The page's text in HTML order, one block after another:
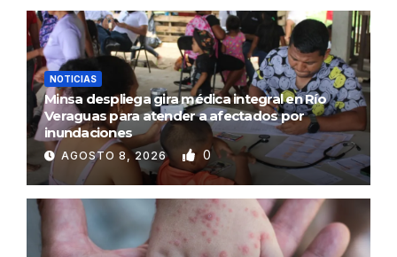
NOTICIAS
Minsa despliega gira médica integral en Río
Veraguas para atender a afectados por
inundaciones
AGOSTO 8, 2026 0